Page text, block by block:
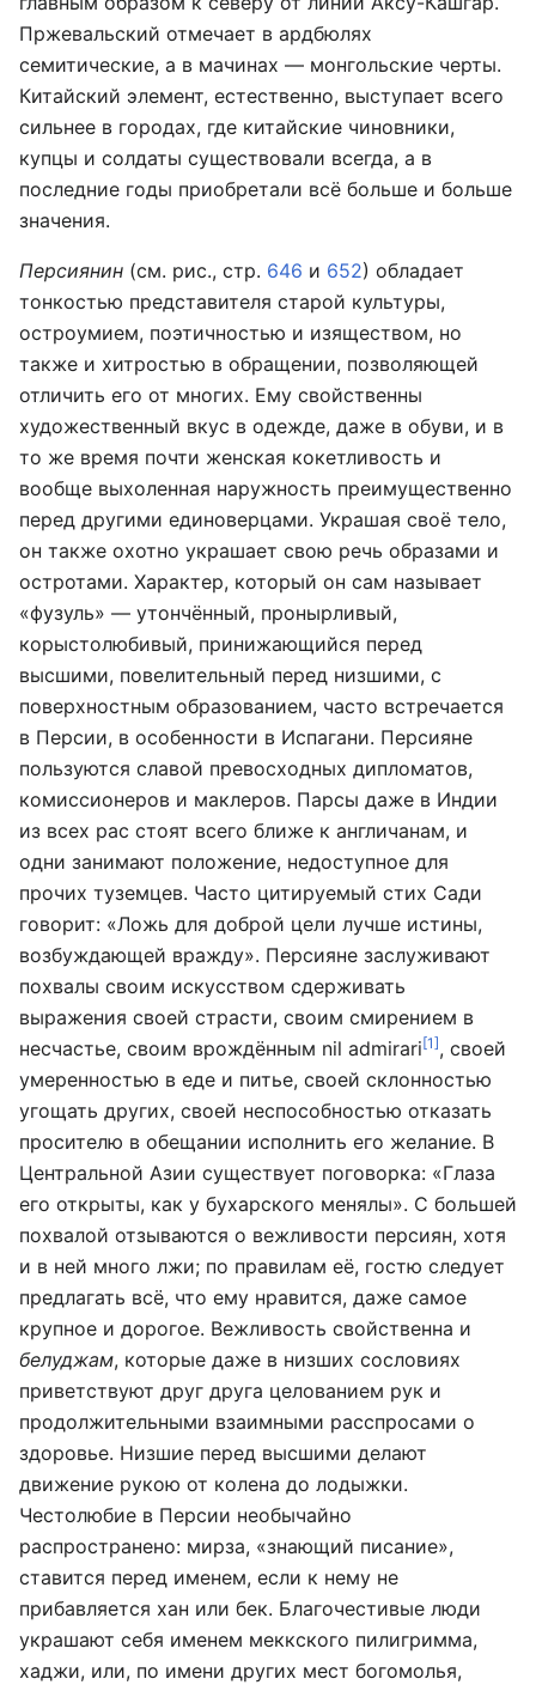
Пржевальский отмечает в ардбюлях
семитические, а в мачинах — монгольские черты.
Китайский элемент, естественно, выступает всего
сильнее в городах, где китайские чиновники,
купцы и солдаты существовали всегда, а в
последние годы приобретали всё больше и больше
значения.
Персиянин (см. рис., стр. 646 и 652) обладает
тонкостью представителя старой культуры,
остроумием, поэтичностью и изяществом, но
также и хитростью в обращении, позволяющей
отличить его от многих. Ему свойственны
художественный вкус в одежде, даже в обуви, и в
то же время почти женская кокетливость и
вообще выхоленная наружность преимущественно
перед другими единоверцами. Украшая своё тело,
он также охотно украшает свою речь образами и
остротами. Характер, который он сам называет
«фузуль» — утончённый, пронырливый,
корыстолюбивый, принижающийся перед
высшими, повелительный перед низшими, с
поверхностным образованием, часто встречается
в Персии, в особенности в Испагани. Персияне
пользуются славой превосходных дипломатов,
комиссионеров и маклеров. Парсы даже в Индии
из всех рас стоят всего ближе к англичанам, и
одни занимают положение, недоступное для
прочих туземцев. Часто цитируемый стих Сади
говорит: «Ложь для доброй цели лучше истины,
возбуждающей вражду». Персияне заслуживают
похвалы своим искусством сдерживать
выражения своей страсти, своим смирением в
несчастье, своим врождённым nil admirari[1], своей
умеренностью в еде и питье, своей склонностью
угощать других, своей неспособностью отказать
просителю в обещании исполнить его желание. В
Центральной Азии существует поговорка: «Глаза
его открыты, как у бухарского менялы». С большей
похвалой отзываются о вежливости персиян, хотя
и в ней много лжи; по правилам её, гостю следует
предлагать всё, что ему нравится, даже самое
крупное и дорогое. Вежливость свойственна и
белуджам, которые даже в низших сословиях
приветствуют друг друга целованием рук и
продолжительными взаимными расспросами о
здоровье. Низшие перед высшими делают
движение рукою от колена до лодыжки.
Честолюбие в Персии необычайно
распространено: мирза, «знающий писание»,
ставится перед именем, если к нему не
прибавляется хан или бек. Благочестивые люди
украшают себя именем меккского пилигримма,
хаджи, или, по имени других мест богомолья,